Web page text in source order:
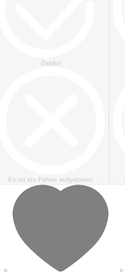
Danke!
Es ist ein Fehler aufgetreten.